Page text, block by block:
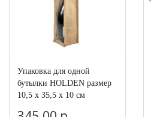
Упаковка для одной
бутылки HOLDEN размер
10,5 х 35,5 х 10 см